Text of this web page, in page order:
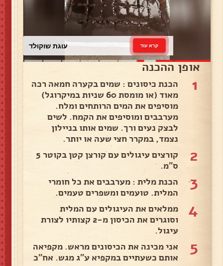
עוגת שוקולד קרא עוד
אופן ההכנה
1
הכנת כיסונים : שמים בקערה חמאה רכה
מאוד (או מומסת 60 שניות במיקרוגל)
מוסיפים את המים הרותחים ומלח.
מערבבים ומוסיפים את הקמח. לשים
לבצק נעים ורך. שמים אותו בניילון
נצמד, במקרר חצי שעה או יותר.
2
קורצים עיגולים עם קורצן קטן בקוטר 5
ס"מ.
3
הכנת מלית : מערבבים את כל חומרי
המלית. טועמים ומשפרים טעמים.
4
ממלאים את העיגולים עם המלית
וסוגרים את הכיסון מ-2 קצותיו לצורת
עיגול.
5
אני מכינה את הכיסונים מראש. מקפיאה
אותם כשעתיים במקפיא ע"ג מגש. אח"כ